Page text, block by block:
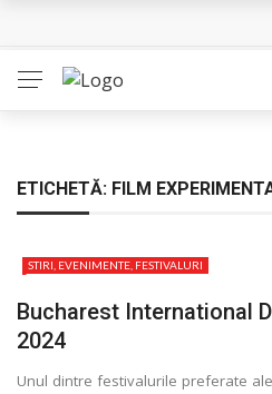
The Man Who Sold Air in the
Queer – Un Burroughs
Luati-ma drept un vis.
ETICHETĂ: FILM
STIRI, EVENIMENTE, FESTIVALURI
Bucharest International
2024
Unul dintre festivalurile preferate